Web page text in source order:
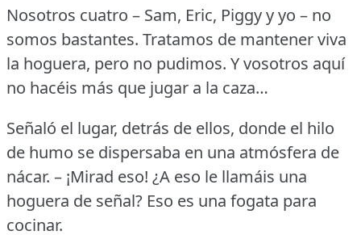
Nosotros cuatro – Sam, Eric, Piggy y yo – no
somos bastantes. Tratamos de mantener viva
la hoguera, pero no pudimos. Y vosotros aquí
no hacéis más que jugar a la caza…
Señaló el lugar, detrás de ellos, donde el hilo
de humo se dispersaba en una atmósfera de
nácar. – ¡Mirad eso! ¿A eso le llamáis una
hoguera de señal? Eso es una fogata para
cocinar.